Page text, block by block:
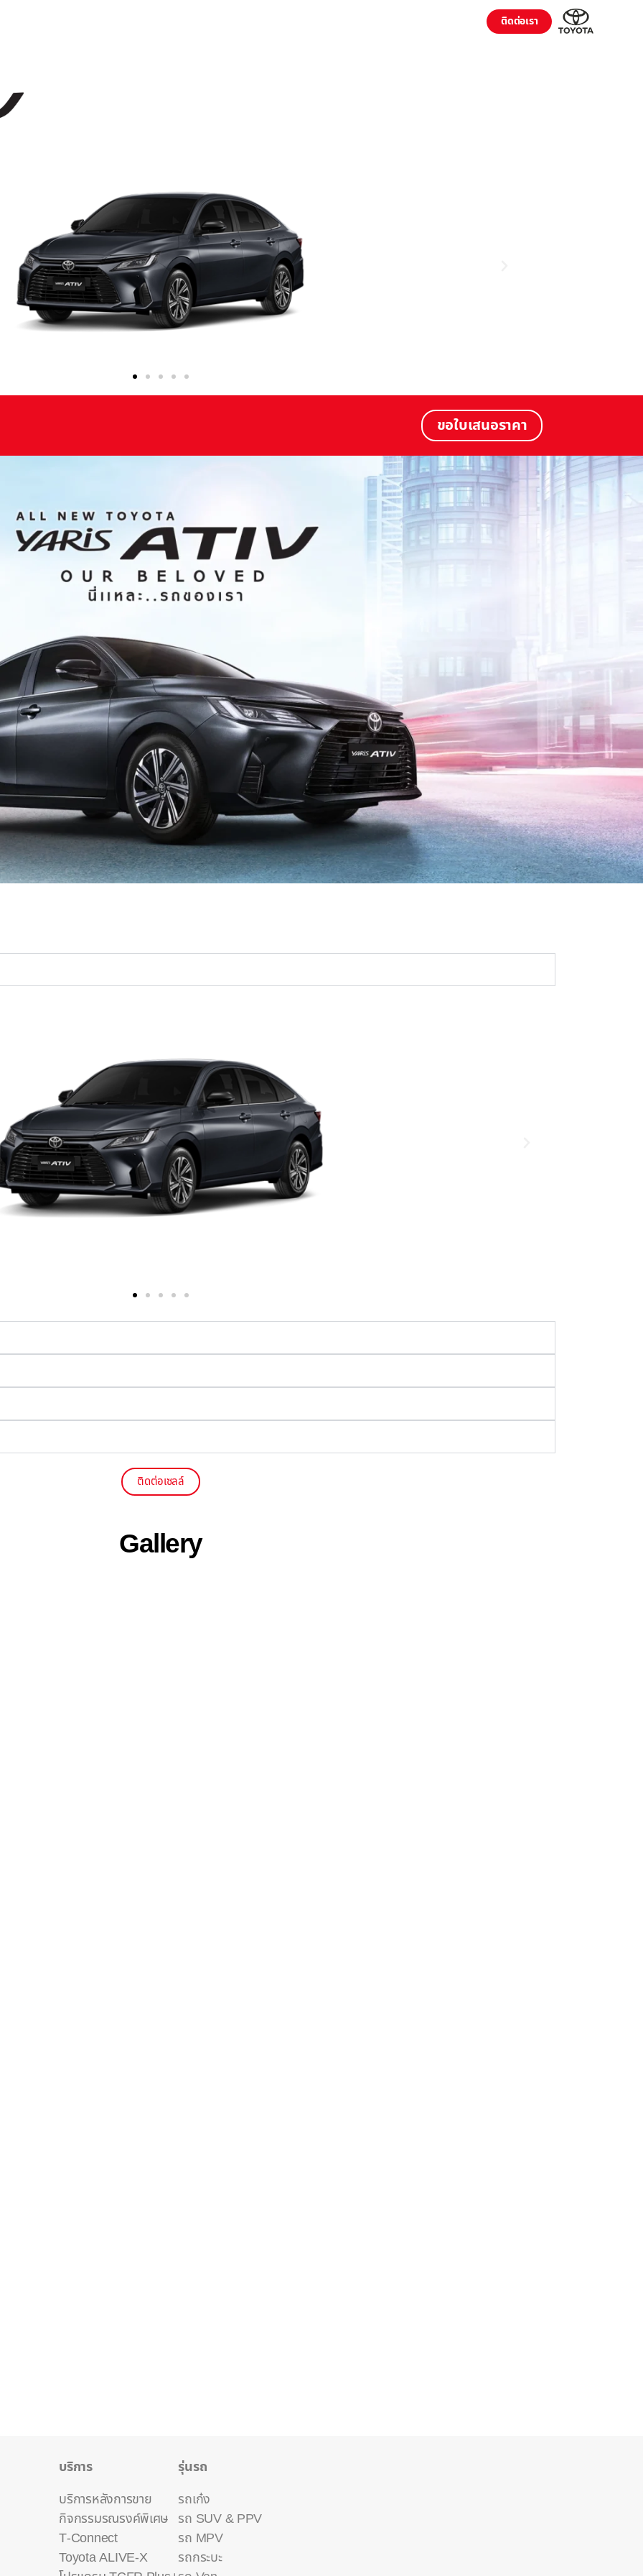
ติดต่อเรา
ขอใบเสนอราคา
ติดต่อเซลล์
Gallery
บริการ
บริการหลังการขาย
กิจกรรมรณรงค์พิเศษ
T-Connect
Toyota ALIVE-X
รุ่นรถ
รถเก๋ง
รถ SUV & PPV
รถ MPV
รถกระบะ